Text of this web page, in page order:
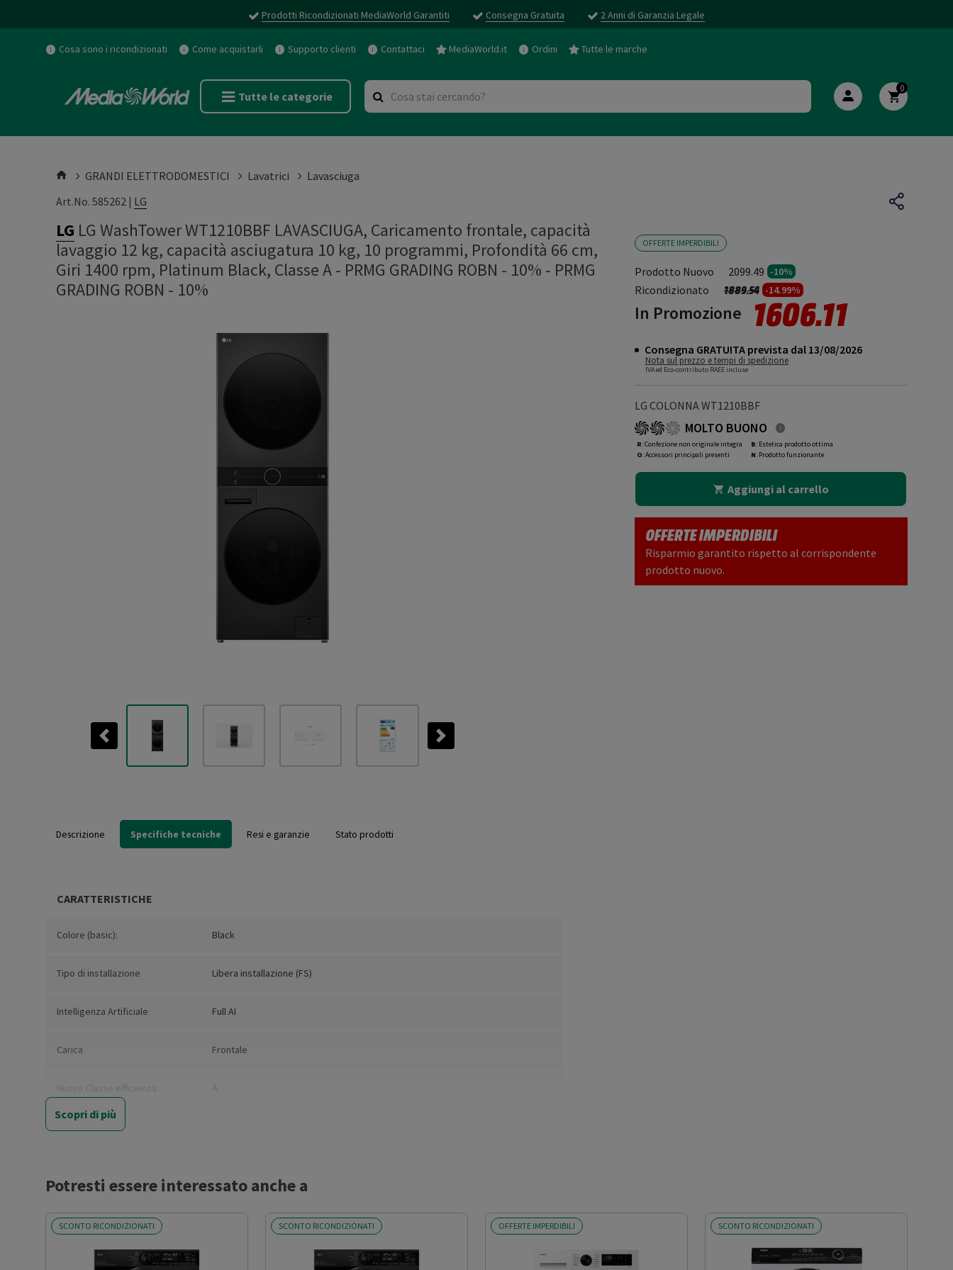
Prodotti Ricondizionati MediaWorld Garantiti Consegna Gratuita 2 Anni di Garanzia Legale
Cosa sono i ricondizionati Come acquistarli Supporto clienti Contattaci MediaWorld.it Ordini Tutte le marche
Tutte le categorie
0
GRANDI ELETTRODOMESTICI Lavatrici
Lavasciuga
Art.No. 585262 | LG
LG LG WashTower WT1210BBF LAVASCIUGA, Caricamento frontale, capacità
lavaggio 12 kg, capacità asciugatura 10 kg, 10 programmi, Profondità 66 cm,
Giri 1400 rpm, Platinum Black, Classe A - PRMG GRADING ROBN - 10% - PRMG
GRADING ROBN - 10%
Previous Next
OFFERTE IMPERDIBILI
Prodotto Nuovo 2099.49 -10%
Ricondizionato Prezzo ridotto da
1889.54a-14.99%
In Promozione 1606.11
Consegna GRATUITA prevista dal 13/08/2026
Nota sul prezzo e tempi di spedizione
IVA ed Eco-contributo RAEE incluse
LG COLONNA WT1210BBF
MOLTO BUONO
R: Confezione non originale integra
O: Accessori principali presenti
B: Estetica prodotto ottima
N: Prodotto funzionante
Aggiungi al carrello
OFFERTE IMPERDIBILI
Risparmio garantito rispetto al corrispondente
prodotto nuovo.
Descrizione Specifiche tecniche Resi e garanzie Stato prodotti
CARATTERISTICHE
Colore (basic): Black
Tipo di installazione Libera installazione (FS)
Intelligenza Artificiale Full AI
Carica Frontale
Nuova Classe efficienza
energetica
A
completo (kg)
Consumo ponderato di acqua
Scopri di più
Potresti essere interessato anche a
SCONTO RICONDIZIONATI SCONTO RICONDIZIONATI OFFERTE IMPERDIBILI SCONTO RICONDIZIONATI